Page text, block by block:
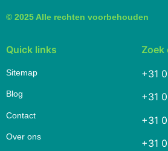
© 2025 Alle rechten voorbehouden
Quick links
Sitemap
Blog
Contact
Over ons
Zoek
+31
+31
+31
+31